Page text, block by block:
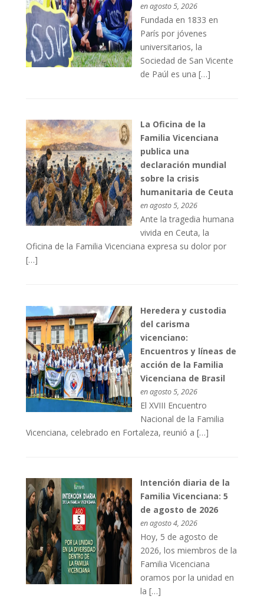
en agosto 5, 2026
Fundada en 1833 en
París por jóvenes
universitarios, la
Sociedad de San Vicente
de Paúl es una […]
La Oficina de la
Familia Vicenciana
publica una
declaración mundial
sobre la crisis
humanitaria de Ceuta
en agosto 5, 2026
Ante la tragedia humana
vivida en Ceuta, la
Oficina de la Familia Vicenciana expresa su dolor por
[…]
Heredera y custodia
del carisma
vicenciano:
Encuentros y líneas de
acción de la Familia
Vicenciana de Brasil
en agosto 5, 2026
El XVIII Encuentro
Nacional de la Familia
Vicenciana, celebrado en Fortaleza, reunió a […]
Intención diaria de la
Familia Vicenciana: 5
de agosto de 2026
en agosto 4, 2026
Hoy, 5 de agosto de
2026, los miembros de la
Familia Vicenciana
oramos por la unidad en
la […]